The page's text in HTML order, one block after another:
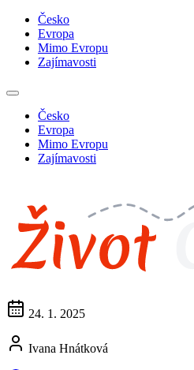
Česko
Evropa
Mimo Evropu
Zajímavosti
Česko
Evropa
Mimo Evropu
Zajímavosti
24. 1. 2025
Ivana Hnátková